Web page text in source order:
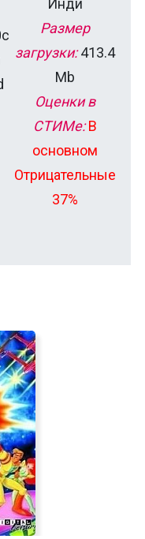
Инди
Размер
загрузки:413.4
Mb
Оценки в
СТИМе: В
основном
Отрицательные
37%